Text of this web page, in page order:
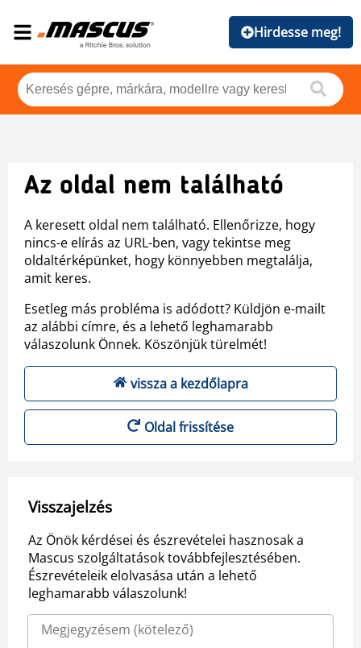
Hirdesse meg!
Az oldal nem található
A keresett oldal nem található. Ellenőrizze, hogy
nincs-e elírás az URL-ben, vagy tekintse meg
oldaltérképünket, hogy könnyebben megtalálja,
amit keres.
Esetleg más probléma is adódott? Küldjön e-mailt
az alábbi címre, és a lehető leghamarabb
válaszolunk Önnek. Köszönjük türelmét!
vissza a kezdőlapra
Oldal frissítése
Visszajelzés
Az Önök kérdései és észrevételei hasznosak a
Mascus szolgáltatások továbbfejlesztésében.
Észrevételeik elolvasása után a lehető
leghamarabb válaszolunk!